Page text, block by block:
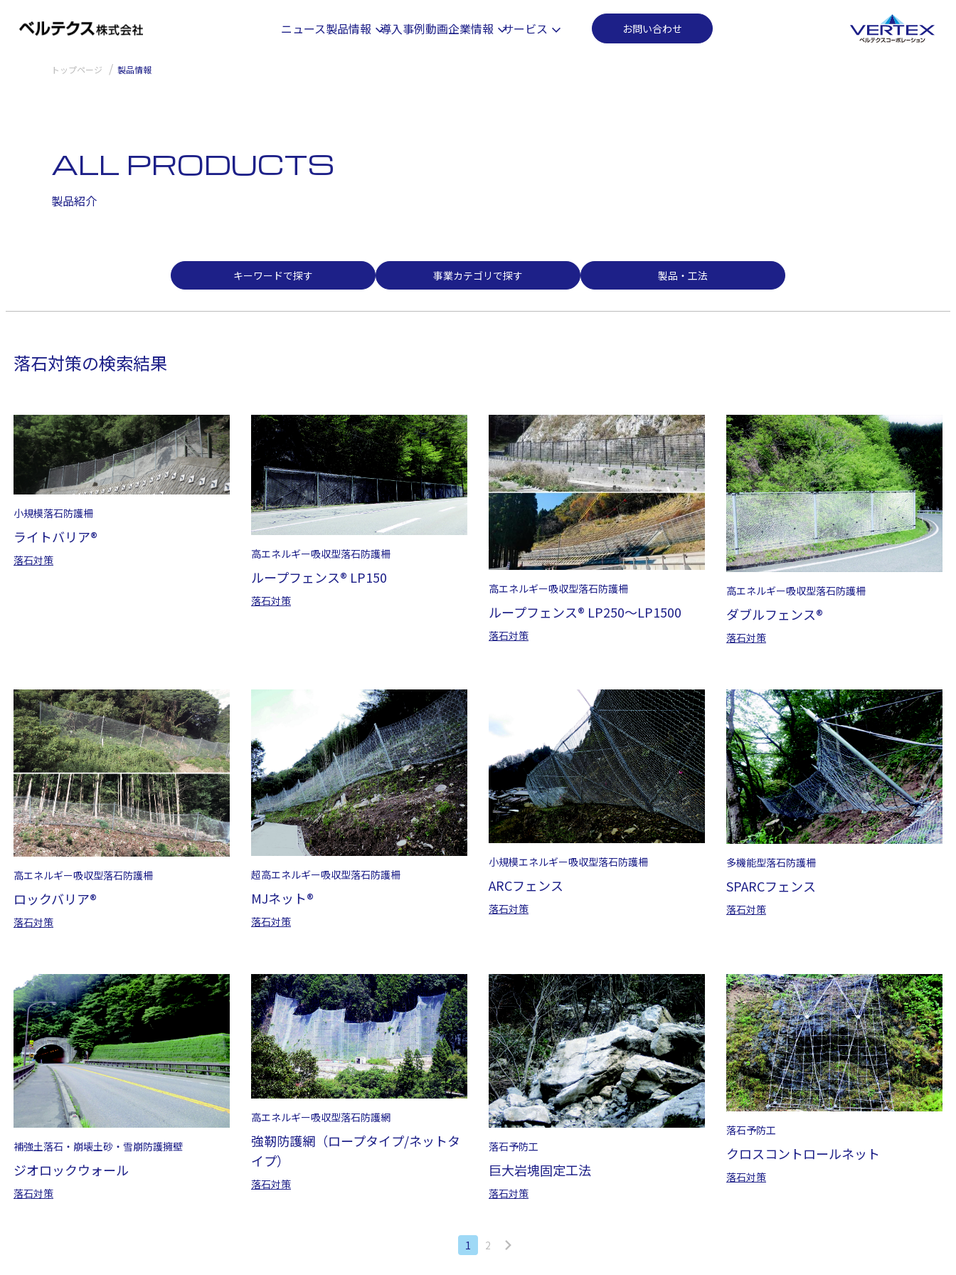
ニュース製品情報 導入事例動画企業情報 サービス お問い合わせ
事業カテゴリで探す 製品・工法
トップページ 製品情報
ALL PRODUCTS
製品紹介
キーワードで探す 事業カテゴリで探す 製品・工法
落石対策の検索結果
小規模落石防護柵
ライトバリア®
落石対策 高エネルギー吸収型落石防護柵
ループフェンス® LP150
落石対策
高エネルギー吸収型落石防護柵
ループフェンス® LP250～LP1500
落石対策
高エネルギー吸収型落石防護柵
ダブルフェンス®
落石対策
高エネルギー吸収型落石防護柵
ロックバリア®
落石対策
超高エネルギー吸収型落石防護柵
MJネット®
落石対策
小規模エネルギー吸収型落石防護柵
ARCフェンス
落石対策
多機能型落石防護柵
SPARCフェンス
落石対策
補強土落石・崩壊土砂・雪崩防護擁壁
ジオロックウォール
落石対策
高エネルギー吸収型落石防護網
強靭防護網（ロープタイプ/ネットタ
イプ）
落石対策
落石予防工
巨大岩塊固定工法
落石対策
落石予防工
クロスコントロールネット
落石対策
1 2